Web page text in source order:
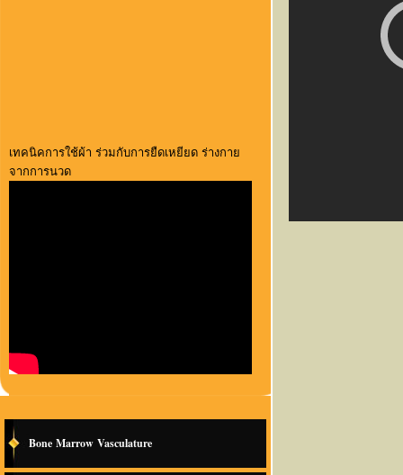
เทคนิคการใช้ผ้า ร่วมกับการยืดเหยียด ร่างกาย
จากการนวด
Bone Marrow Vasculature